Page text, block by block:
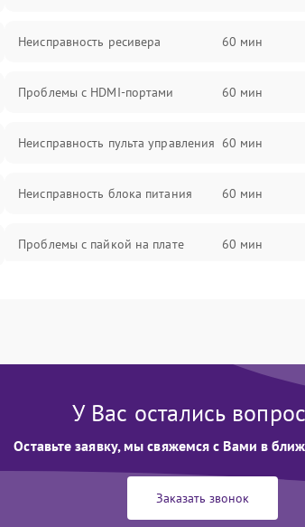
Неисправность ресивера 60 мин
Проблемы с HDMI-портами 60 мин
Неисправность пульта управления 60 мин
Неисправность блока питания 60 мин
Проблемы с пайкой на плате 60 мин
Неисправность разъемов (RCA,
60 мин
Повреждение проводов внутри
У Вас остались
Оставьте заявку, мы свяжемся с Вами в
Заказать звонок